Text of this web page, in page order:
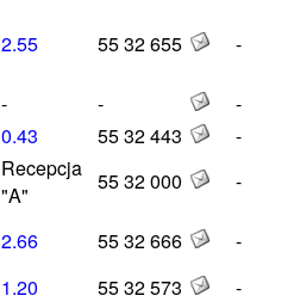
2.55 55 32 655 -
- -
-
0.43 55 32 443
-
Recepcja
"A"
55 32 000
-
2.66 55 32 666
-
1.20 55 32 573
-